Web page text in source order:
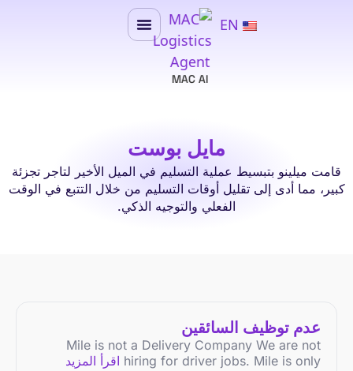
EN
MAC AI
مايل بوست
قامت ميلينو بتبسيط عملية التسليم في الميل الأخير لتاجر تجزئة
كبير، مما أدى إلى تقليل أوقات التسليم من خلال التتبع في الوقت
الفعلي والتوجيه الذكي.
عدم توظيف السائقين
Mile is not a Delivery Company We are not
hiring for driver jobs. Mile is only اقرأ المزيد